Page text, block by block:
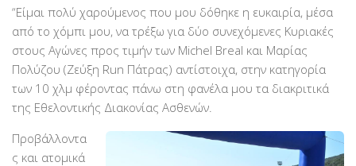
Το Διοικητικό Συμβούλιο
Καταστατικό
Ισολογισμοί-Απολογισμοί
Βραβεύσεις
Βραβεύσεις
Εθελοντές
“Είμαι πολύ χαρούμενος που μου δόθηκε η ευκαιρία, μέσα
από το χόμπι μου, να τρέξω για δύο συνεχόμενες Κυριακές
στους Αγώνες προς τιμήν των Michel Breal και Μαρίας
Πολύζου (Ζεύξη Run Πάτρας) αντίστοιχα, στην κατηγορία
των 10 χλμ φέροντας πάνω στη φανέλα μου τα διακριτικά
της Εθελοντικής Διακονίας Ασθενών.
Προβάλλοντα
ς και ατομικά